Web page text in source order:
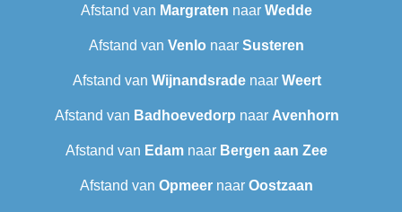
Afstand van Margraten naar Wedde
Afstand van Venlo naar Susteren
Afstand van Wijnandsradenaar Weert
Afstand van Badhoevedorp naar Avenhorn
Afstand van Edam naar Bergen aan Zee
Afstand van Opmeer naar Oostzaan